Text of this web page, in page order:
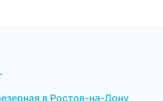
в Ростов-на-Дону